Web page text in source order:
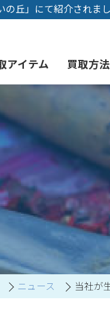
丘」にて紹介されまし
アイテム 買取方法
ニュース 当社が